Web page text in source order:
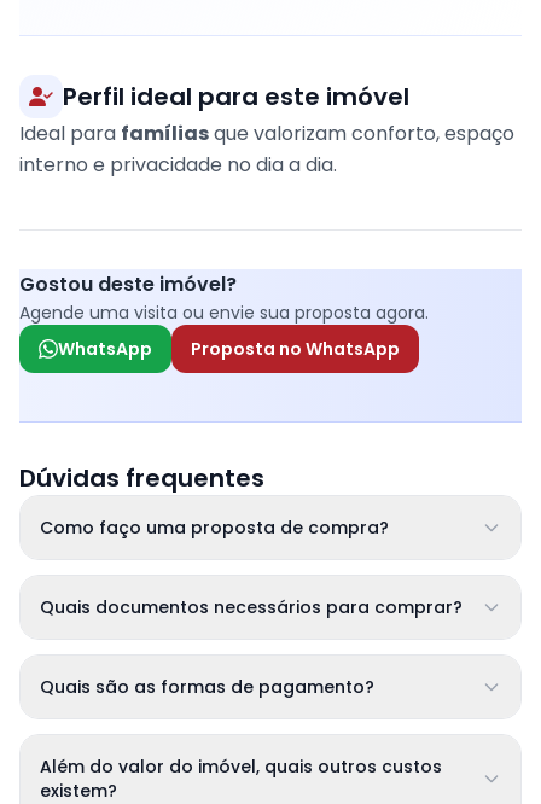
Perfil ideal para este imóvel
Ideal para famíliasque valorizam conforto, espaço
interno e privacidade no dia a dia.
Gostou deste imóvel?
Agende uma visita ou envie sua proposta agora.
WhatsApp
Proposta no WhatsApp
Dúvidas frequentes
Como faço uma proposta de compra?
Quais documentos necessários para comprar?
Quais são as formas de pagamento?
Além do valor do imóvel, quais outros custos
existem?